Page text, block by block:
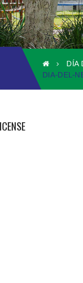
DÍA
DIA-DEL-